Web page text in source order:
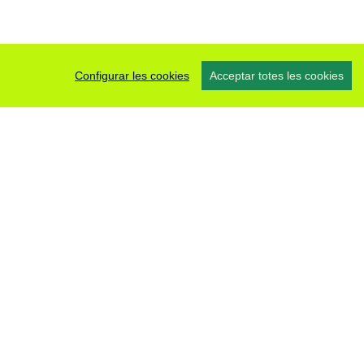
Configurar les cookies Acceptar totes les cookies